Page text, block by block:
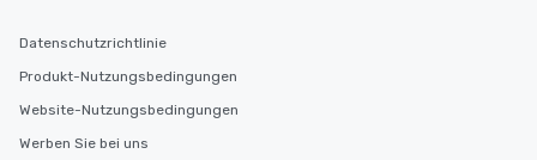
Datenschutzrichtlinie
Produkt-Nutzungsbedingungen
Website-Nutzungsbedingungen
Werben Sie bei uns